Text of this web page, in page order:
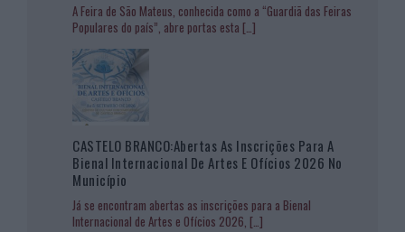
A Feira de São Mateus, conhecida como a “Guardiã das Feiras
Populares do país”, abre portas esta […]
CASTELO BRANCO:Abertas As Inscrições Para A
Bienal Internacional De Artes E Ofícios 2026 No
Município
Já se encontram abertas as inscrições para a Bienal
Internacional de Artes e Ofícios 2026, […]